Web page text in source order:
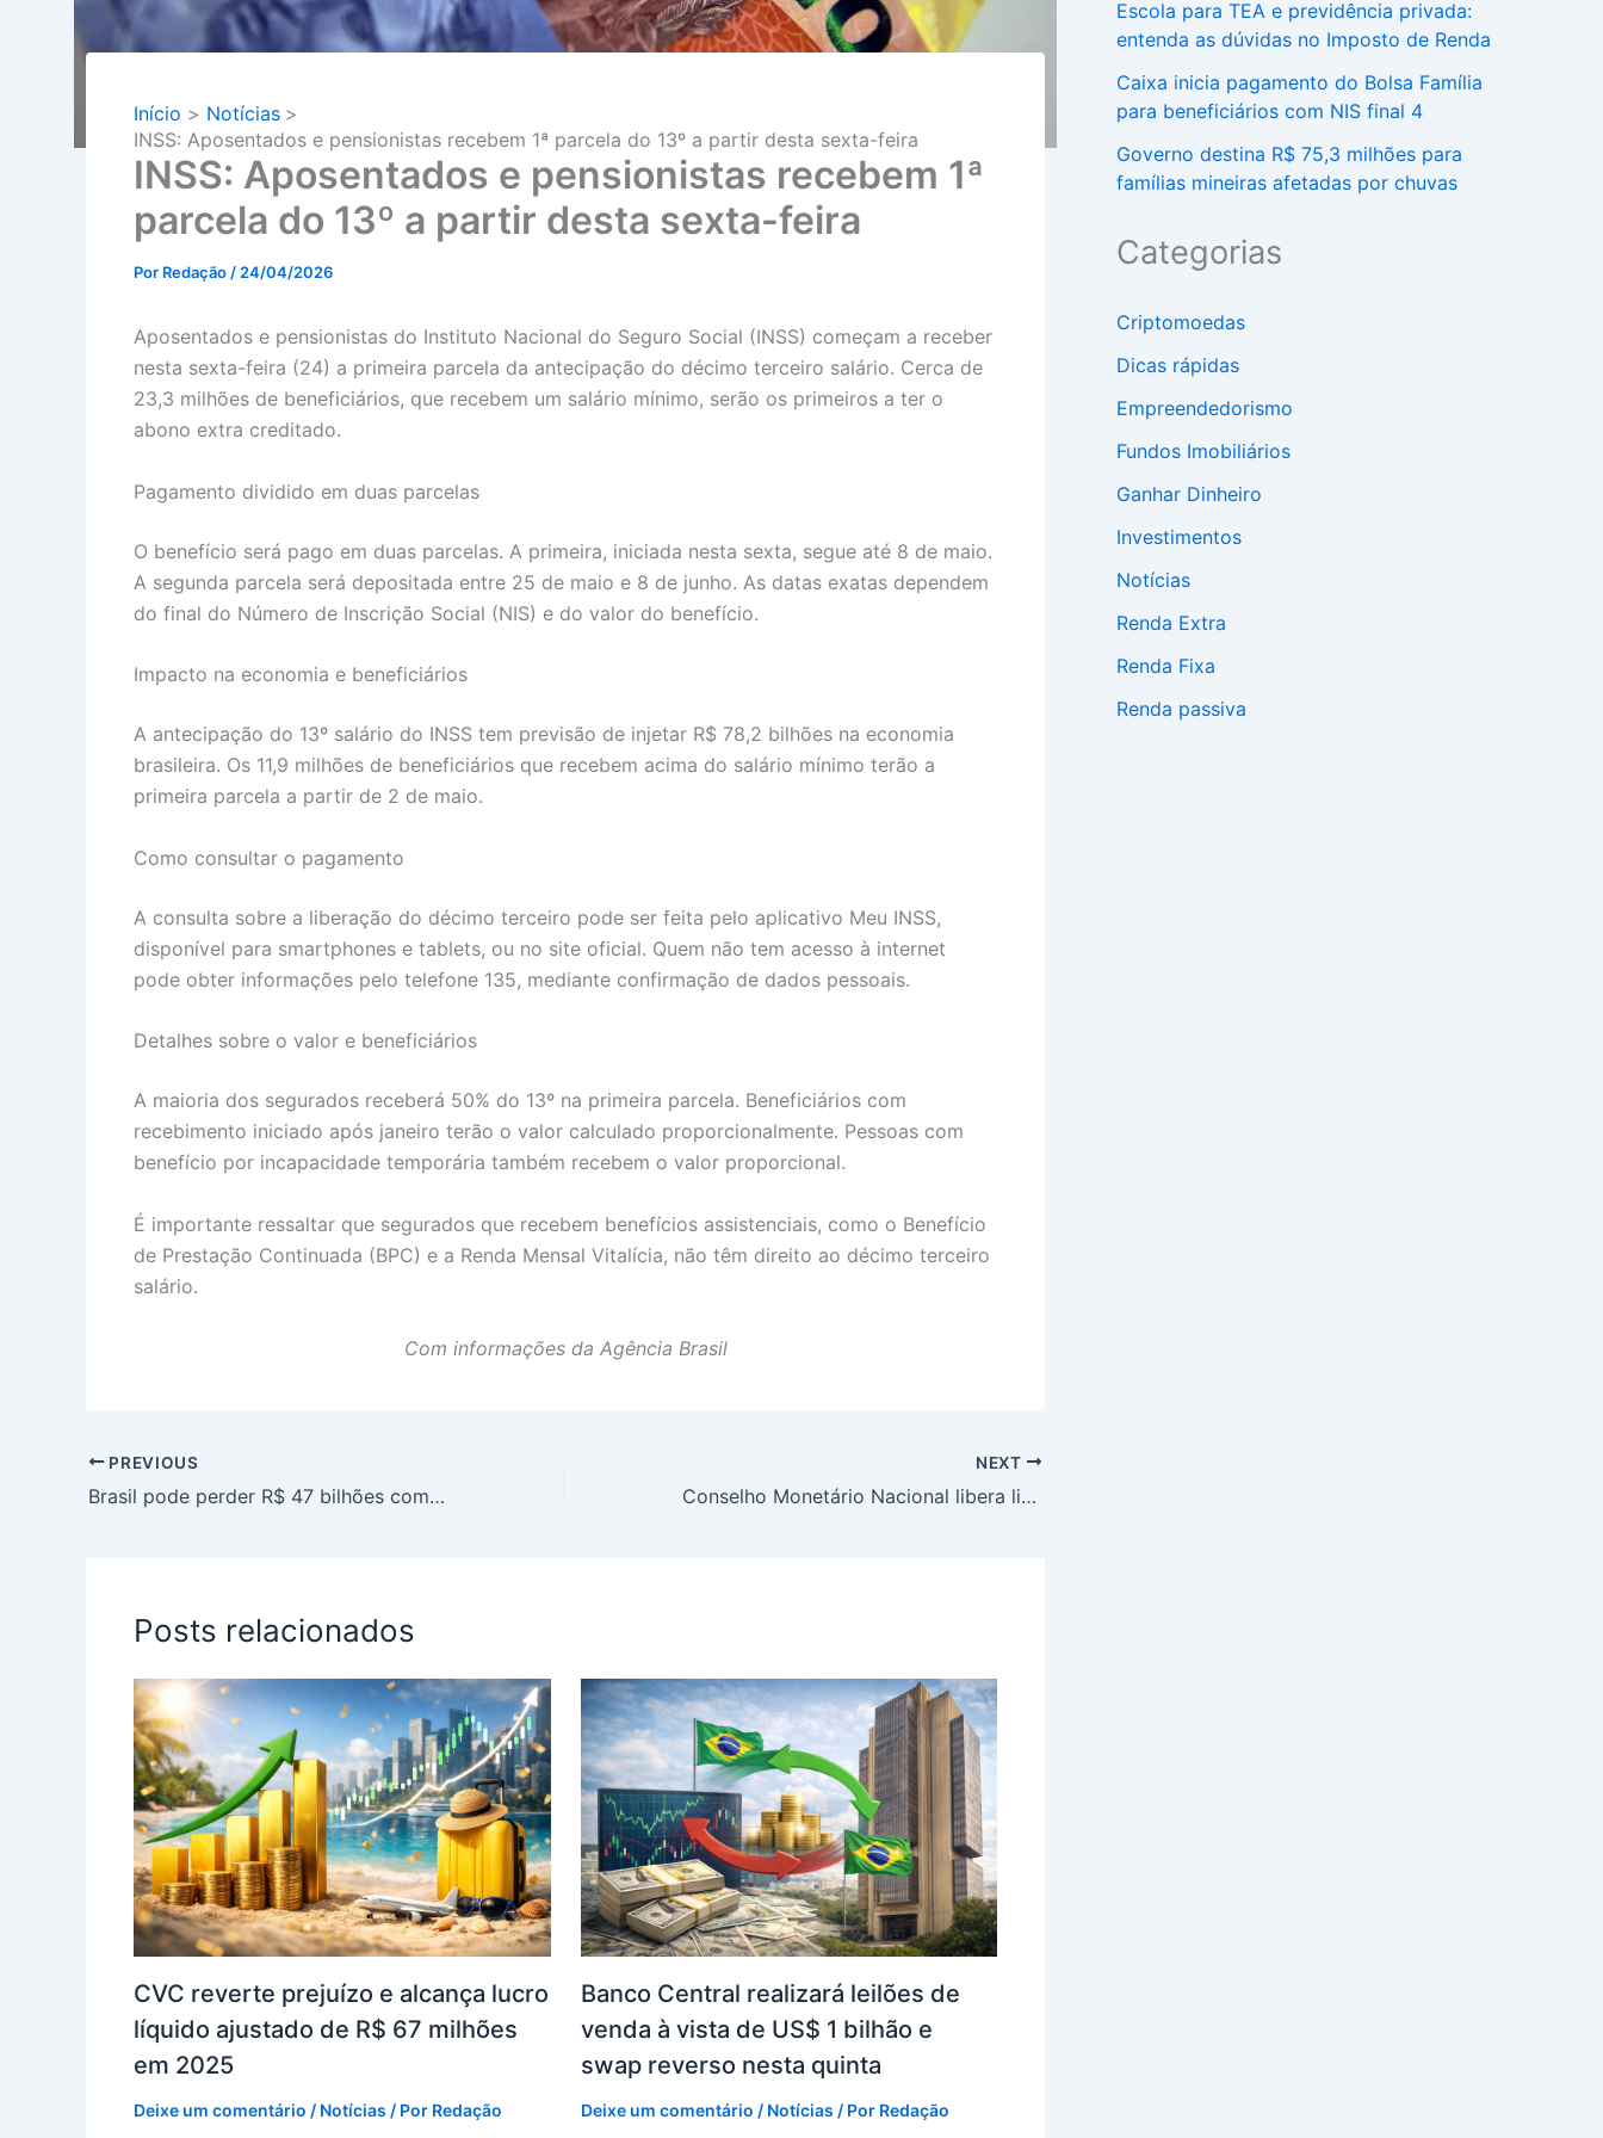
Início
Notícias
INSS: Aposentados e pensionistas recebem 1ª parcela do 13º a partir desta sexta-feira
INSS: Aposentados e pensionistas recebem 1ª
parcela do 13º a partir desta sexta-feira
Por Redação / 24/04/2026
Aposentados e pensionistas do Instituto Nacional do Seguro Social (INSS) começam a receber
nesta sexta-feira (24) a primeira parcela da antecipação do décimo terceiro salário. Cerca de
23,3 milhões de beneficiários, que recebem um salário mínimo, serão os primeiros a ter o
abono extra creditado.
Pagamento dividido em duas parcelas
O benefício será pago em duas parcelas. A primeira, iniciada nesta sexta, segue até 8 de maio.
A segunda parcela será depositada entre 25 de maio e 8 de junho. As datas exatas dependem
do final do Número de Inscrição Social (NIS) e do valor do benefício.
Impacto na economia e beneficiários
A antecipação do 13º salário do INSS tem previsão de injetar R$ 78,2 bilhões na economia
brasileira. Os 11,9 milhões de beneficiários que recebem acima do salário mínimo terão a
primeira parcela a partir de 2 de maio.
Como consultar o pagamento
A consulta sobre a liberação do décimo terceiro pode ser feita pelo aplicativo Meu INSS,
disponível para smartphones e tablets, ou no site oficial. Quem não tem acesso à internet
pode obter informações pelo telefone 135, mediante confirmação de dados pessoais.
Detalhes sobre o valor e beneficiários
A maioria dos segurados receberá 50% do 13º na primeira parcela. Beneficiários com
recebimento iniciado após janeiro terão o valor calculado proporcionalmente. Pessoas com
benefício por incapacidade temporária também recebem o valor proporcional.
É importante ressaltar que segurados que recebem benefícios assistenciais, como o Benefício
de Prestação Continuada (BPC) e a Renda Mensal Vitalícia, não têm direito ao décimo terceiro
salário.
Com informações da Agência Brasil
PREVIOUS
Brasil pode perder R$ 47 bilhões com exploração de petróleo na Foz do Amazonas, aponta estudo
NEXT
Conselho Monetário Nacional libera linha de crédito para companhias aéreas no Brasil
Posts relacionados
CVC reverte prejuízo e alcança lucro
líquido ajustado de R$ 67 milhões
em 2025
Deixe um comentário / Notícias / Por Redação
Banco Central realizará leilões de
venda à vista de US$ 1 bilhão e
swap reverso nesta quinta
Deixe um comentário / Notícias / Por Redação
Escola para TEA e previdência privada:
entenda as dúvidas no Imposto de Renda
Caixa inicia pagamento do Bolsa Família
para beneficiários com NIS final 4
Governo destina R$ 75,3 milhões para
famílias mineiras afetadas por chuvas
Categorias
Criptomoedas
Dicas rápidas
Empreendedorismo
Fundos Imobiliários
Ganhar Dinheiro
Investimentos
Notícias
Renda Extra
Renda Fixa
Renda passiva